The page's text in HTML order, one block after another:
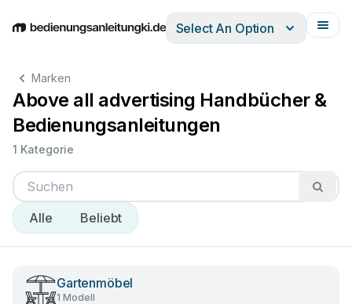
EnglishDeutschEspañolItalianoFrançais
Select An Option
Marken
Above all advertising Handbücher &
Bedienungsanleitungen
1 Kategorie
Alle Beliebt
Gartenmöbel
1 Modell